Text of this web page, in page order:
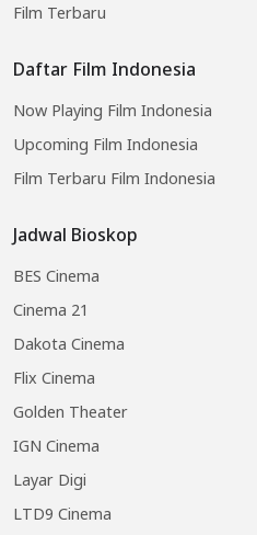
Film Terbaru
Daftar Film Indonesia
Now Playing Film Indonesia
Upcoming Film Indonesia
Film Terbaru Film Indonesia
Jadwal Bioskop
BES Cinema
Cinema 21
Dakota Cinema
Flix Cinema
Golden Theater
IGN Cinema
Layar Digi
LTD9 Cinema